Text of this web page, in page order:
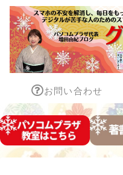
お問い合わせ